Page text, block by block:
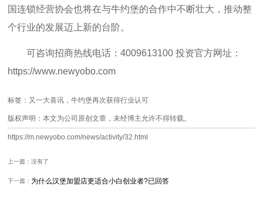
国连锁经营协会也将在与牛约堡的合作中不断壮大，推动整
个行业的发展迈上新的台阶。
可咨询招商热线电话：4009613100 投资官方网址：
https://www.newyobo.com
标签：又一大喜讯，牛约堡再次获得行业认可
版权声明：本文为公司原创文章，未经博主允许不得转载。
https://m.newyobo.com/news/activity/32.html
上一篇：没有了
下一篇： 为什么汉堡加盟店更适合小白创业者?已回答